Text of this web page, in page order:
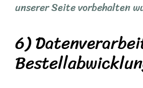
unserer Seite vorbehalten
6)